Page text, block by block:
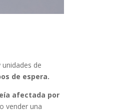
de
de espera.
afectada por
vender una